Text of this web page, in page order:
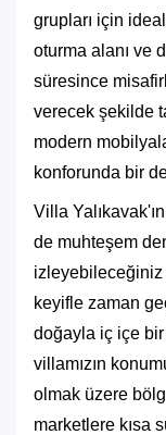
grupları için
oturma alanı ve
süresince
verecek şekilde
modern
konforunda bir
Villa
de muhteşem
izleyebileceğiniz
keyifle zaman
doğayla iç içe bir
villamızın
olmak üzere
marketlere kısa